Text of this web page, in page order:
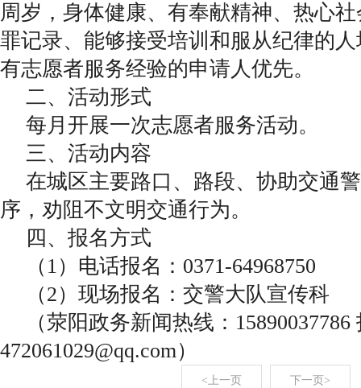
周岁，身体健康、有奉献精神、热心
罪记录、能够接受培训和服从纪律的
有志愿者服务经验的申请人优先。
二、活动形式
每月开展一次志愿者服务活动。
三、活动内容
在城区主要路口、路段、协助交通
序，劝阻不文明交通行为。
四、报名方式
（1）电话报名：0371-64968750
（2）现场报名：交警大队
（荥阳政务新闻热线：
472061029@qq.com）
<上一页 下一页>